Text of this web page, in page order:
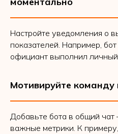
Настройте уведомления о
показателей. Например,
официант выполнил
Мотивируйте команду
Добавьте бота в общий
важные метрики. К